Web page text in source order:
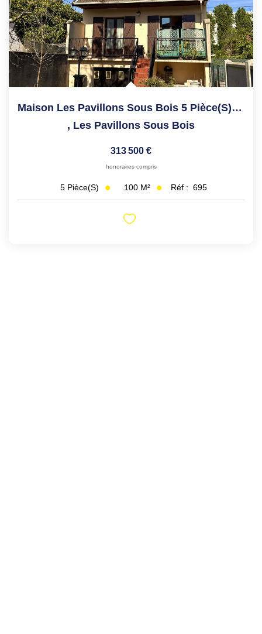
Maison Les Pavillons Sous Bois 5 Pièce(s) 100 M2
, Les Pavillons Sous Bois
313 500 €
honoraires compris
5 Pièce(s) 100 M² Réf : 695